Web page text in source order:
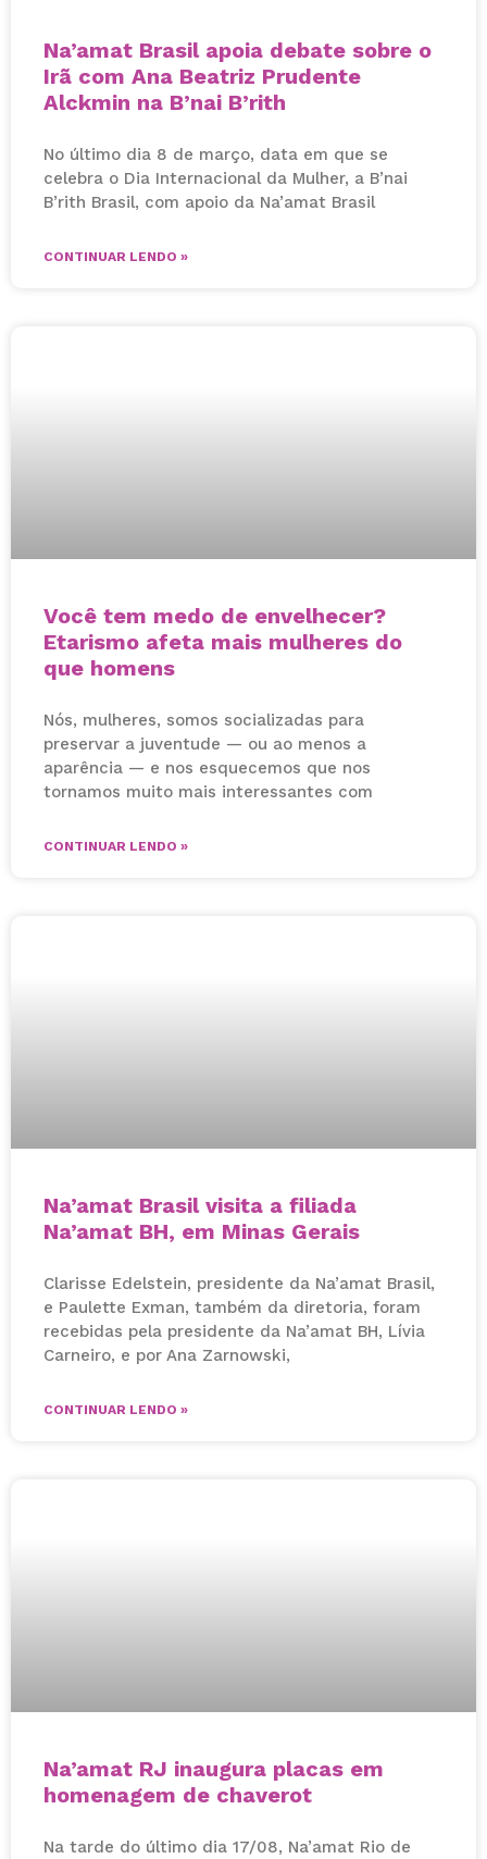
Na’amat Brasil apoia debate sobre o
Irã com Ana Beatriz Prudente
Alckmin na B’nai B’rith
No último dia 8 de março, data em que se
celebra o Dia Internacional da Mulher, a B’nai
B’rith Brasil, com apoio da Na’amat Brasil
CONTINUAR LENDO »
Você tem medo de envelhecer?
Etarismo afeta mais mulheres do
que homens
Nós, mulheres, somos socializadas para
preservar a juventude — ou ao menos a
aparência — e nos esquecemos que nos
tornamos muito mais interessantes com
CONTINUAR LENDO »
Na’amat Brasil visita a filiada
Na’amat BH, em Minas Gerais
Clarisse Edelstein, presidente da Na’amat Brasil,
e Paulette Exman, também da diretoria, foram
recebidas pela presidente da Na’amat BH, Lívia
Carneiro, e por Ana Zarnowski,
CONTINUAR LENDO »
Na’amat RJ inaugura placas em
homenagem de chaverot
Na tarde do último dia 17/08, Na’amat Rio de